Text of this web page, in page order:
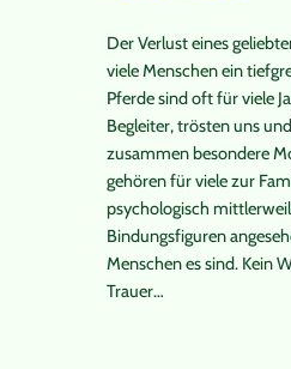
Der Verlust eines
viele Menschen ein
Pferde sind oft für viele
Begleiter, trösten uns
zusammen besondere
gehören für viele zur
psychologisch
Bindungsfiguren
Menschen es sind. Kein
Trauer…